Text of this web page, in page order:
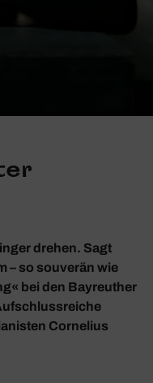
drehen. Sagt
– so souverän wie
bei den Bayreuther
Cornelius